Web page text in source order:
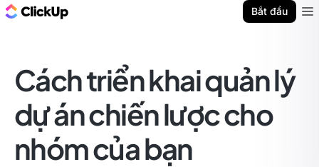
Bắt đầu
Cách triển khai quản lý
dự án chiến lược cho
nhóm của bạn